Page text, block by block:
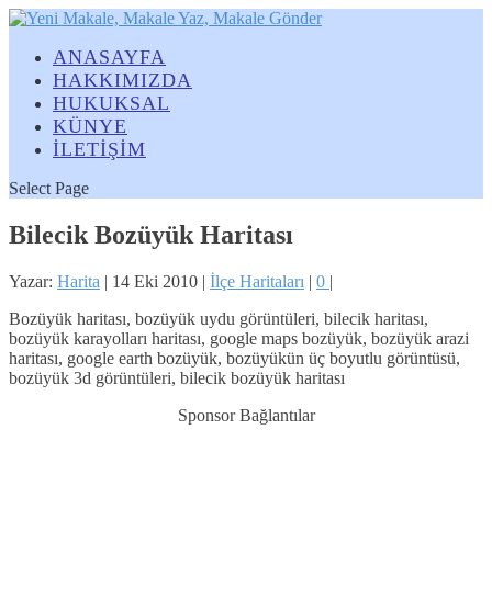
ANASAYFA
HAKKIMIZDA
HUKUKSAL
KÜNYE
İLETİŞİM
Select Page
Bilecik Bozüyük Haritası
Yazar: Harita | 14 Eki 2010 | İlçe Haritaları | 0 |
Bozüyük haritası, bozüyük uydu görüntüleri, bilecik haritası,
bozüyük karayolları haritası, google maps bozüyük, bozüyük arazi
haritası, google earth bozüyük, bozüyükün üç boyutlu görüntüsü,
bozüyük 3d görüntüleri, bilecik bozüyük haritası
Sponsor Bağlantılar